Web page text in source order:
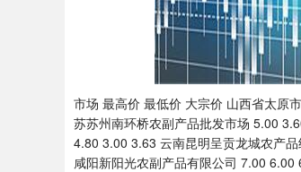
市场 最高价 最低价 大宗价 山西省太原
苏苏州南环桥农副产品批发市场 5.00
4.80 3.00 3.63 云南昆明呈贡龙城农产
咸阳新阳光农副产品有限公司 7.00
上证指数 3940.04